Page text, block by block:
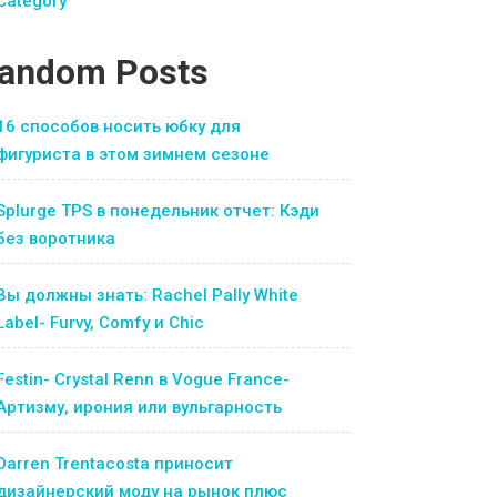
Posts
способов носить юбку для
в этом зимнем сезоне
TPS в понедельник отчет: Кэди
воротника
должны знать: Rachel Pally White
Furvy, Comfy и Chic
Crystal Renn в Vogue France-
ирония или вульгарность
Trentacosta приносит
моду на рынок плюс